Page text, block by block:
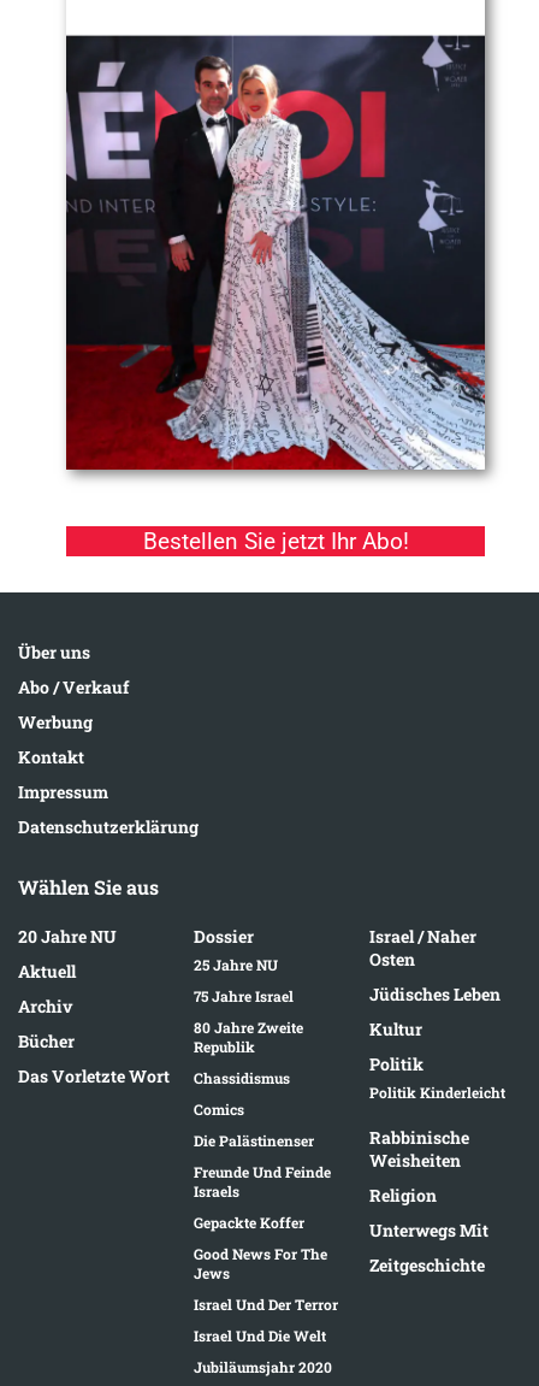
Bestellen Sie jetzt Ihr Abo!
Über uns
Abo / Verkauf
Werbung
Kontakt
Impressum
Datenschutzerklärung
Wählen Sie aus
20 Jahre NU
Aktuell
Archiv
Bücher
Das Vorletzte Wort
Dossier
25 Jahre NU
75 Jahre Israel
80 Jahre Zweite
Republik
Chassidismus
Comics
Die Palästinenser
Freunde Und Feinde
Israels
Gepackte Koffer
Good News For The
Jews
Israel Und Der Terror
Israel Und Die Welt
Jubiläumsjahr 2020
Israel / Naher
Osten
Jüdisches Leben
Kultur
Politik
Politik Kinderleicht
Rabbinische
Weisheiten
Religion
Unterwegs Mit
Zeitgeschichte